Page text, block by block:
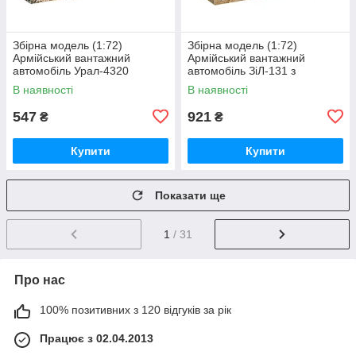
Збірна модель (1:72)
Армійський вантажний
автомобіль Урал-4320
Збройних Сил України
В наявності
547 ₴
Купити
Збірна модель (1:72)
Армійський вантажний
автомобіль ЗіЛ-131 з
причепом Збройних Сил
України
В наявності
921 ₴
Купити
Показати ще
1 / 31
Про нас
100% позитивних з 120 відгуків за рік
Працює з 02.04.2013